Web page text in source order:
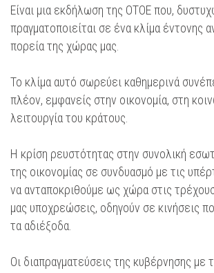
Είναι μια εκδήλωση της ΟΤΟΕ που,
πραγματοποιείται σε ένα κλίμα έντονης
πορεία της χώρας μας.
Το κλίμα αυτό σωρεύει καθημερινά
πλέον, εμφανείς στην οικονομία, στη
λειτουργία του κράτους.
Η κρίση ρευστότητας στην συνολική
της οικονομίας σε συνδυασμό με τις
να ανταποκριθούμε ως χώρα στις
μας υποχρεώσεις, οδηγούν σε κινήσεις
τα αδιέξοδα.
Οι διαπραγματεύσεις της κυβέρνησης με